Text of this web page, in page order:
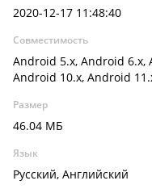
2020-12-17 11:48:40
Совместимость
Android 5.x, Android 6.x,
Android 10.x, Android
Размер
46.04 МБ
Язык
Русский, Английский